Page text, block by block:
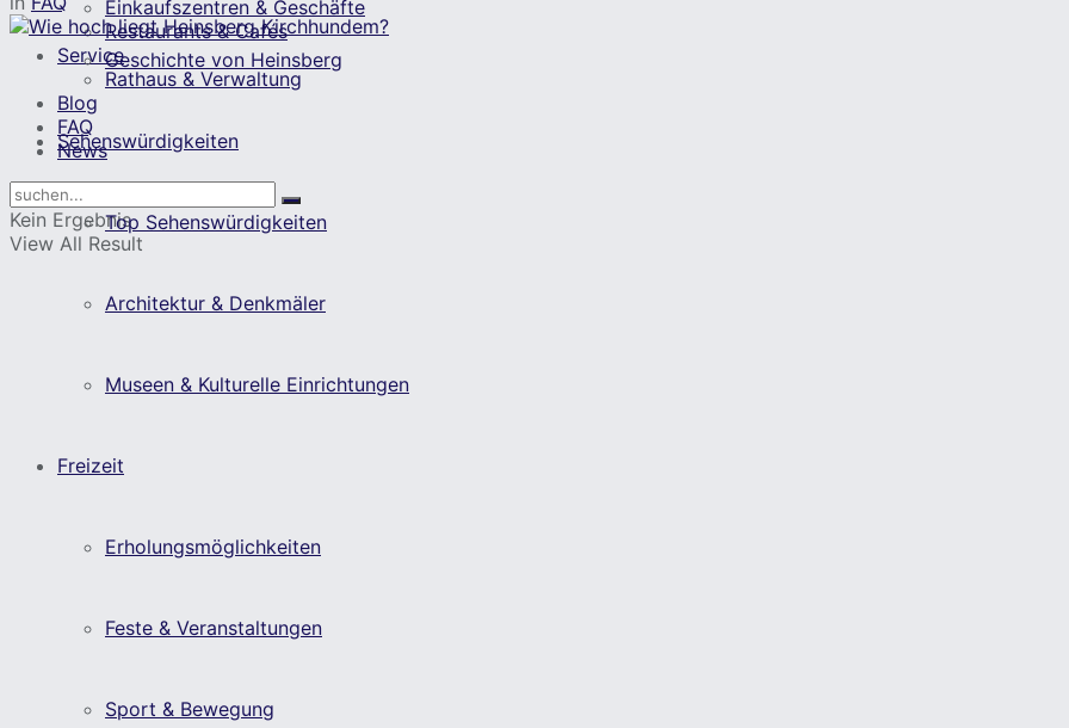
Einkaufszentren & Geschäfte
Restaurants & Cafés
Service
Rathaus & Verwaltung
Blog
FAQ
News
Kein Ergebnis
View All Result
Geschichte von Heinsberg
Sehenswürdigkeiten
Top Sehenswürdigkeiten
Architektur & Denkmäler
Museen & Kulturelle Einrichtungen
Freizeit
Erholungsmöglichkeiten
Feste & Veranstaltungen
Sport & Bewegung